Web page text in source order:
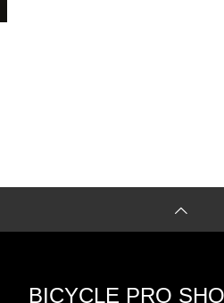
BICYCLE PRO